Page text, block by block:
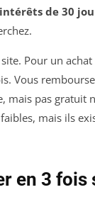
de 30
Pour un
Vous
mais pas gratuit
mais ils
en 3 fois